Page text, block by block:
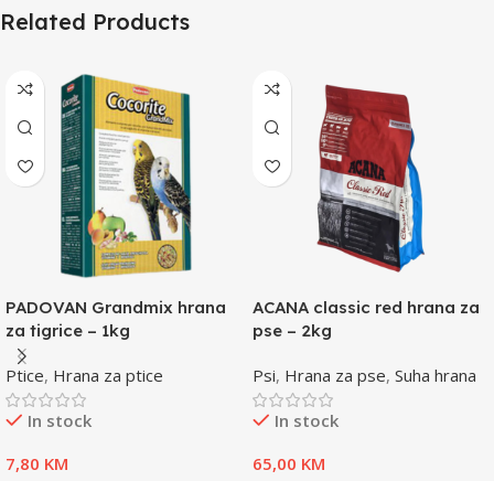
Related Products
PADOVAN Grandmix hrana
za tigrice – 1kg
Ptice, Hrana za ptice
In stock
7,80 KM
ACANA classic red hrana za
pse – 2kg
Psi, Hrana za pse, Suha hrana
In stock
65,00 KM